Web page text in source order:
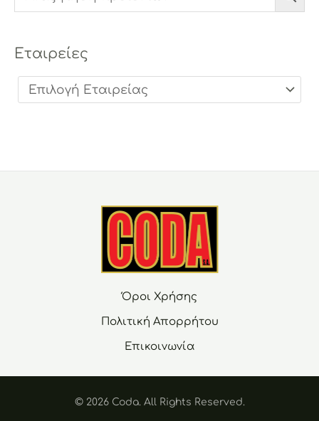
Εταιρείες
Όροι Χρήσης
Πολιτική Απορρήτου
Επικοινωνία
© 2026 Coda. Αll Rights Reserved.